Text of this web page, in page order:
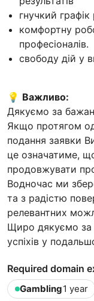
гнучкий
комфортну
професіоналів.
свободу дій у
💡 Важливо:
Дякуємо за
Якщо протягом
подання заявки
це означатиме,
продовжувати
Водночас ми
та з радістю
релевантних
Щиро дякуємо за
успіхів у
Required domain
Gambling1 year